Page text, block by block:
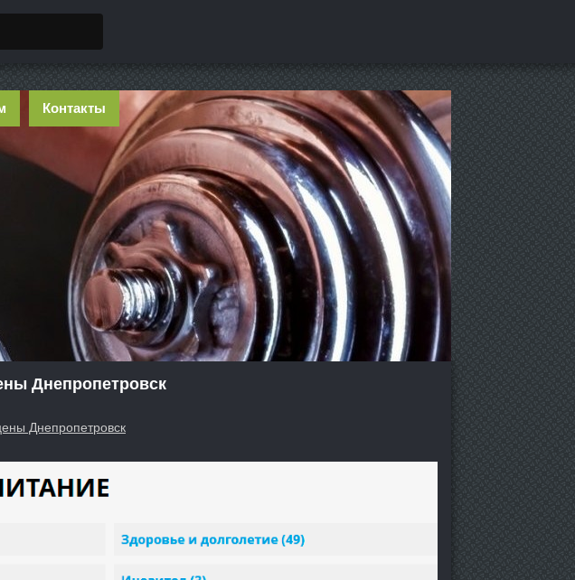
Контакты
Днепропетровск
Днепропетровск